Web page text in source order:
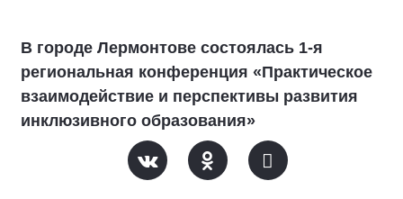
В городе Лермонтове состоялась 1-я
региональная конференция «Практическое
взаимодействие и перспективы развития
инклюзивного образования»